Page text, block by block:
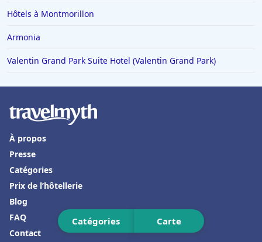
Hôtels en Alsace
Hôtels à Lacaune
Hôtels à LʼIsle-sur-la-Sorgue
Hôtels au Canada
Hôtels à Condrieu
Hôtels à Château-Chinon
Hôtels à Grignan
Hôtels à Salon-de-Provence
Catégories Carte
Hôtels à Montmorillon
Armonia
Valentin Grand Park Suite Hotel (Valentin Grand Park)
À propos
Presse
Catégories
Prix de l’hôtellerie
Blog
FAQ
Contact